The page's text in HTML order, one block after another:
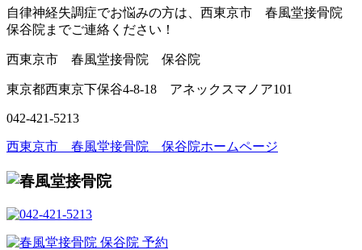
自律神経失調症でお悩みの方は、西東京市 春風堂接骨院
保谷院までご連絡ください！
西東京市 春風堂接骨院 保谷院
東京都西東京下保谷4-8-18 アネックスマノア101
042-421-5213
西東京市 春風堂接骨院 保谷院ホームページ